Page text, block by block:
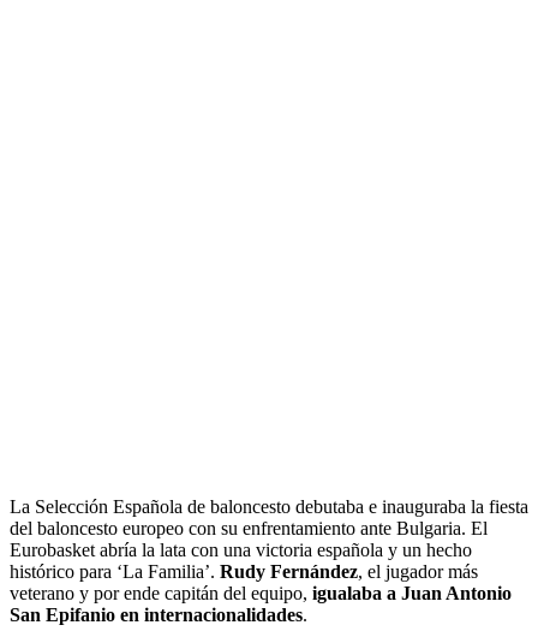
La Selección Española de baloncesto debutaba e inauguraba la fiesta
del baloncesto europeo con su enfrentamiento ante Bulgaria. El
Eurobasket abría la lata con una victoria española y un hecho
histórico para ‘La Familia’. Rudy Fernández, el jugador más
veterano y por ende capitán del equipo, igualaba a Juan Antonio
San Epifanio en internacionalidades.